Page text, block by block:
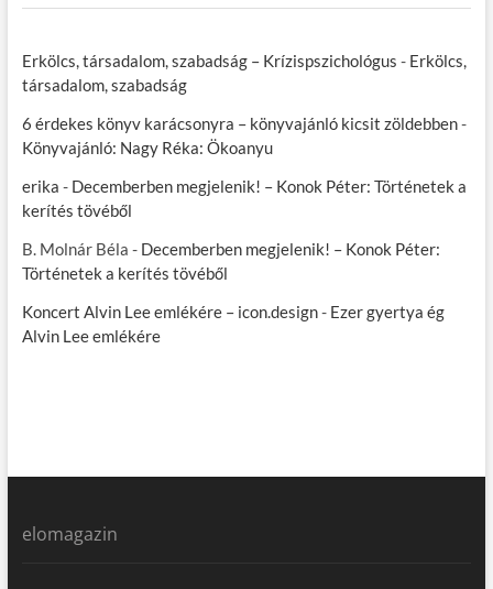
Erkölcs, társadalom, szabadság – Krízispszichológus - Erkölcs,
társadalom, szabadság
6 érdekes könyv karácsonyra – könyvajánló kicsit zöldebben-
Könyvajánló: Nagy Réka: Ökoanyu
erika - Decemberben megjelenik! – Konok Péter: Történetek a
kerítés tövéből
B. Molnár Béla - Decemberben megjelenik! – Konok Péter:
Történetek a kerítés tövéből
Koncert Alvin Lee emlékére – icon.design- Ezer gyertya ég
Alvin Lee emlékére
elomagazin